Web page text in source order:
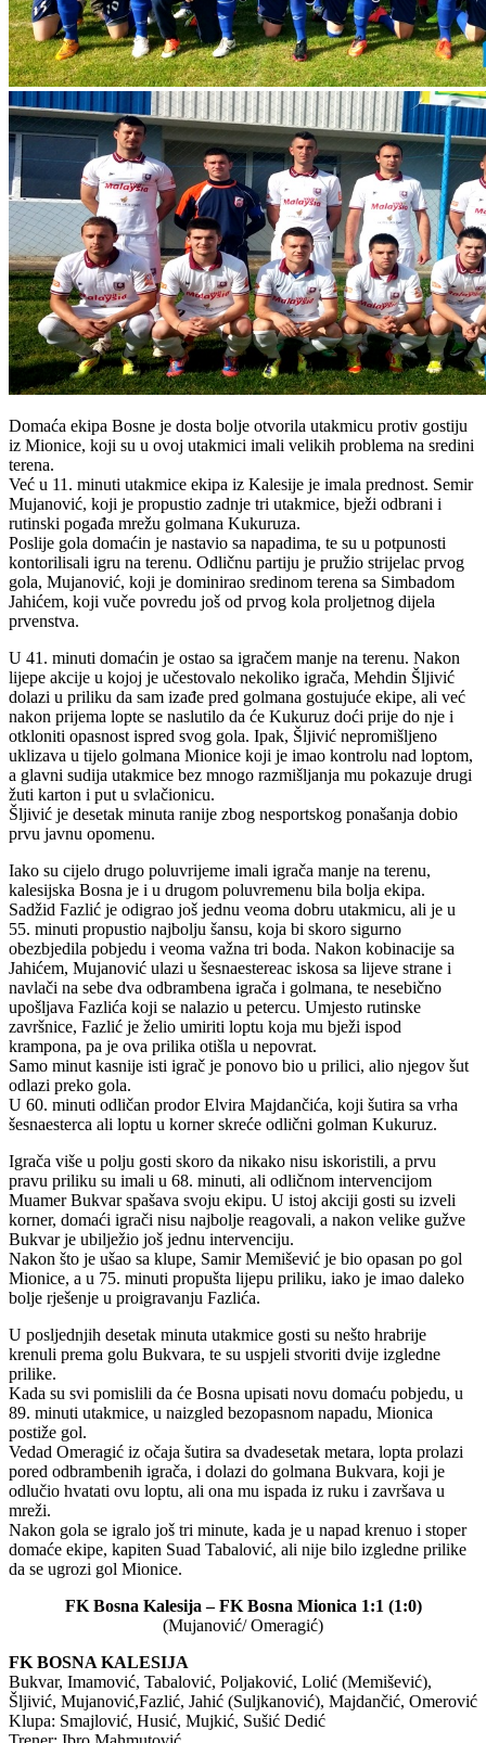
Domaća ekipa Bosne je dosta bolje otvorila utakmicu protiv gostiju
iz Mionice, koji su u ovoj utakmici imali velikih problema na sredini
terena.
Već u 11. minuti utakmice ekipa iz Kalesije je imala prednost. Semir
Mujanović, koji je propustio zadnje tri utakmice, bježi odbrani i
rutinski pogađa mrežu golmana Kukuruza.
Poslije gola domaćin je nastavio sa napadima, te su u potpunosti
kontorilisali igru na terenu. Odličnu partiju je pružio strijelac prvog
gola, Mujanović, koji je dominirao sredinom terena sa Simbadom
Jahićem, koji vuče povredu još od prvog kola proljetnog dijela
prvenstva.
U 41. minuti domaćin je ostao sa igračem manje na terenu. Nakon
lijepe akcije u kojoj je učestovalo nekoliko igrača, Mehdin Šljivić
dolazi u priliku da sam izađe pred golmana gostujuće ekipe, ali već
nakon prijema lopte se naslutilo da će Kukuruz doći prije do nje i
otkloniti opasnost ispred svog gola. Ipak, Šljivić nepromišljeno
uklizava u tijelo golmana Mionice koji je imao kontrolu nad loptom,
a glavni sudija utakmice bez mnogo razmišljanja mu pokazuje drugi
žuti karton i put u svlačionicu.
Šljivić je desetak minuta ranije zbog nesportskog ponašanja dobio
prvu javnu opomenu.
Iako su cijelo drugo poluvrijeme imali igrača manje na terenu,
kalesijska Bosna je i u drugom poluvremenu bila bolja ekipa.
Sadžid Fazlić je odigrao još jednu veoma dobru utakmicu, ali je u
55. minuti propustio najbolju šansu, koja bi skoro sigurno
obezbjedila pobjedu i veoma važna tri boda. Nakon kobinacije sa
Jahićem, Mujanović ulazi u šesnaestereac iskosa sa lijeve strane i
navlači na sebe dva odbrambena igrača i golmana, te nesebično
upošljava Fazlića koji se nalazio u petercu. Umjesto rutinske
završnice, Fazlić je želio umiriti loptu koja mu bježi ispod
krampona, pa je ova prilika otišla u nepovrat.
Samo minut kasnije isti igrač je ponovo bio u prilici, alio njegov šut
odlazi preko gola.
U 60. minuti odličan prodor Elvira Majdančića, koji šutira sa vrha
šesnaesterca ali loptu u korner skreće odlični golman Kukuruz.
Igrača više u polju gosti skoro da nikako nisu iskoristili, a prvu
pravu priliku su imali u 68. minuti, ali odličnom intervencijom
Muamer Bukvar spašava svoju ekipu. U istoj akciji gosti su izveli
korner, domaći igrači nisu najbolje reagovali, a nakon velike gužve
Bukvar je ubilježio još jednu intervenciju.
Nakon što je ušao sa klupe, Samir Memišević je bio opasan po gol
Mionice, a u 75. minuti propušta lijepu priliku, iako je imao daleko
bolje rješenje u proigravanju Fazlića.
U posljednjih desetak minuta utakmice gosti su nešto hrabrije
krenuli prema golu Bukvara, te su uspjeli stvoriti dvije izgledne
prilike.
Kada su svi pomislili da će Bosna upisati novu domaću pobjedu, u
89. minuti utakmice, u naizgled bezopasnom napadu, Mionica
postiže gol.
Vedad Omeragić iz očaja šutira sa dvadesetak metara, lopta prolazi
pored odbrambenih igrača, i dolazi do golmana Bukvara, koji je
odlučio hvatati ovu loptu, ali ona mu ispada iz ruku i završava u
mreži.
Nakon gola se igralo još tri minute, kada je u napad krenuo i stoper
domaće ekipe, kapiten Suad Tabalović, ali nije bilo izgledne prilike
da se ugrozi gol Mionice.
FK Bosna Kalesija – FK Bosna Mionica 1:1 (1:0)
(Mujanović/ Omeragić)
FK BOSNA KALESIJA
Bukvar, Imamović, Tabalović, Poljaković, Lolić (Memišević),
Šljivić, Mujanović,Fazlić, Jahić (Suljkanović), Majdančić, Omerović
Klupa: Smajlović, Husić, Mujkić, Sušić Dedić